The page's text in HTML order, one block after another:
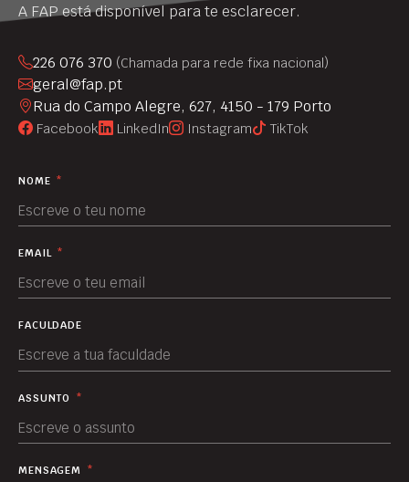
A FAP está disponível para te esclarecer.
226 076 370 (Chamada para rede fixa nacional)
geral@fap.pt
Rua do Campo Alegre, 627, 4150 - 179 Porto
Facebook LinkedIn Instagram TikTok
NOME *
EMAIL *
FACULDADE
ASSUNTO *
MENSAGEM *